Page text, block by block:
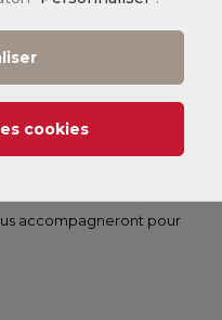
accompagneront pour
cookies